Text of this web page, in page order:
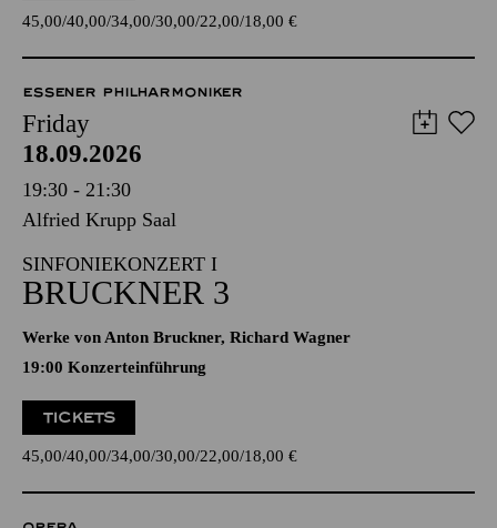
45,00 40,00 34,00 30,00 22,00 18,00 €
ESSENER PHILHARMONIKER
Friday
18.09.2026
19:30 - 21:30
Alfried Krupp Saal
SINFONIEKONZERT I
BRUCKNER 3
Werke von Anton Bruckner, Richard Wagner
19:00 Konzerteinführung
TICKETS
45,00 40,00 34,00 30,00 22,00 18,00 €